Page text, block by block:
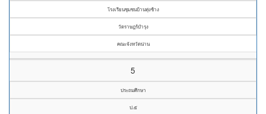
โรงเรียนชุมชนบ้านทุ่งช้าง
วัดราษฎร์บำรุง
คณะจังหวัดน่าน
5
ประถมศึกษา
ป.๕